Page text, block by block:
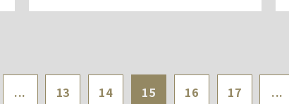
... 13 14 15 16 17 ...